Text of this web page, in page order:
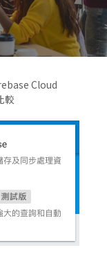
Cloud
較